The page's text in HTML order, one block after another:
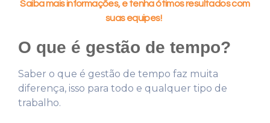
Saiba mais informações, e tenha ótimos resultados com
suas equipes!
O que é gestão de tempo?
Saber o que é gestão de tempo faz muita
diferença, isso para todo e qualquer tipo de
trabalho.